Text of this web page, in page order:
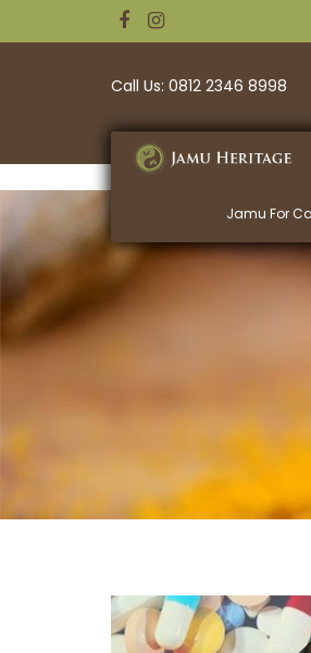
Call Us: 0812 2346 8998
Jamu For